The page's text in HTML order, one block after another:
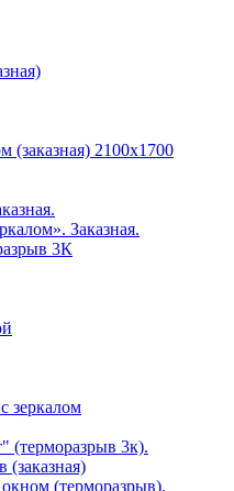
(заказная) 2100х1700
Заказная.
3К
зеркалом
(терморазрыв 3к).
(заказная)
(терморазрыв).